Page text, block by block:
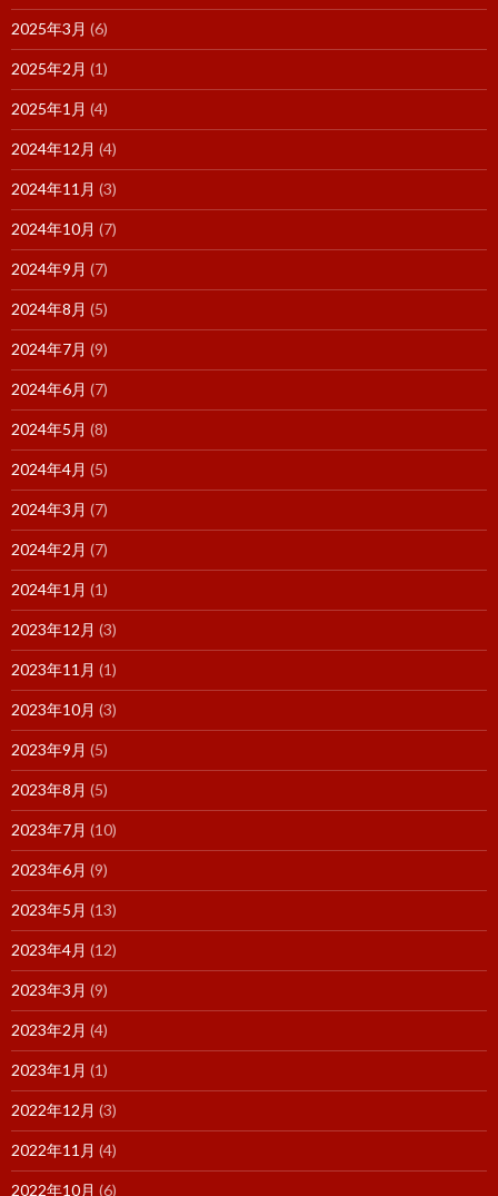
2025年3月 (6)
2025年2月 (1)
2025年1月 (4)
2024年12月 (4)
2024年11月 (3)
2024年10月 (7)
2024年9月 (7)
2024年8月 (5)
2024年7月 (9)
2024年6月 (7)
2024年5月 (8)
2024年4月 (5)
2024年3月 (7)
2024年2月 (7)
2024年1月 (1)
2023年12月 (3)
2023年11月 (1)
2023年10月 (3)
2023年9月 (5)
2023年8月 (5)
2023年7月 (10)
2023年6月 (9)
2023年5月 (13)
2023年4月 (12)
2023年3月 (9)
2023年2月 (4)
2023年1月 (1)
2022年12月 (3)
2022年11月 (4)
2022年10月 (6)